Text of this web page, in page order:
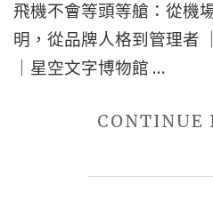
飛機不會等頭等艙：從機
明，從品牌人格到管理者
｜星空文字博物館 …
CONTINUE